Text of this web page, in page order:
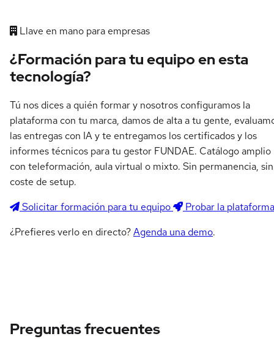
Llave en mano para empresas
¿Formación para tu equipo en esta
tecnología?
Tú nos dices a quién formar y nosotros configuramos la
plataforma con tu marca, damos de alta a tu gente,
las entregas con IA y te entregamos los certificados y los
informes técnicos para tu gestor FUNDAE. Catálogo amplio
con teleformación, aula virtual o mixto. Sin permanencia, sin
coste de setup.
Solicitar formación para tu equipo
Probar la plataforma
¿Prefieres verlo en directo?Agenda una demo.
Preguntas frecuentes